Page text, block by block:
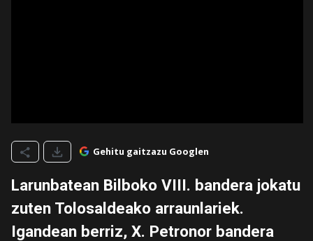
Gehitu gaitzazu Googlen
Larunbatean Bilboko VIII. bandera jokatu
zuten Tolosaldeako arraunlariek.
Igandean berriz, X. Petronor bandera